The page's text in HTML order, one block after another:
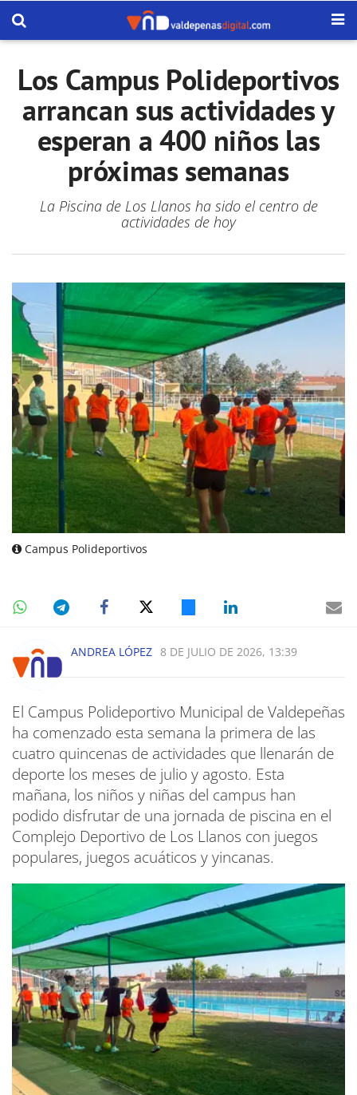
Los Campus Polideportivos
arrancan sus actividades y
esperan a 400 niños las
próximas semanas
La Piscina de Los Llanos ha sido el centro de
actividades de hoy
Campus Polideportivos
ANDREA LÓPEZ 8 DE JULIO DE 2026, 13:39
El Campus Polideportivo Municipal de Valdepeñas
ha comenzado esta semana la primera de las
cuatro quincenas de actividades que llenarán de
deporte los meses de julio y agosto. Esta
mañana, los niños y niñas del campus han
podido disfrutar de una jornada de piscina en el
Complejo Deportivo de Los Llanos con juegos
populares, juegos acuáticos y yincanas.